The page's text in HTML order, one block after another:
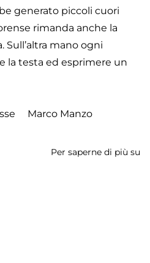
generato piccoli cuori
rimanda anche la
Sull’altra mano ogni
la testa ed esprimere un
Marco Manzo
Per saperne di più su